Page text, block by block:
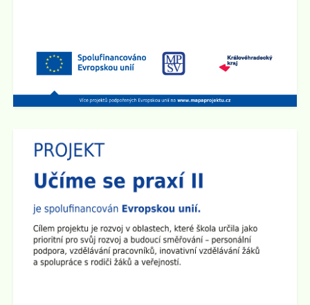
Schůzka pro rodiče budoucích prvňáčků
Rodičovská schůzka se uskuteční v úterý 3.6. 2025 v
15:30 hod v učebně 2.B na 1. stupni školy.
Den otevřených dveří na 2. stupni školy
Dne 29.4. od 15:00 do 17:30 hod zveme všechny
rodiče a přátele školy naDen otevřených dveří na 2.
stupni
. Ve třídách budou připraveny různé prezentace a
ukázky pomůcek. Den otevřených dveří chceme
zakončit společným opékáním na školním dvoře.
Všichni jste srdečně zváni!